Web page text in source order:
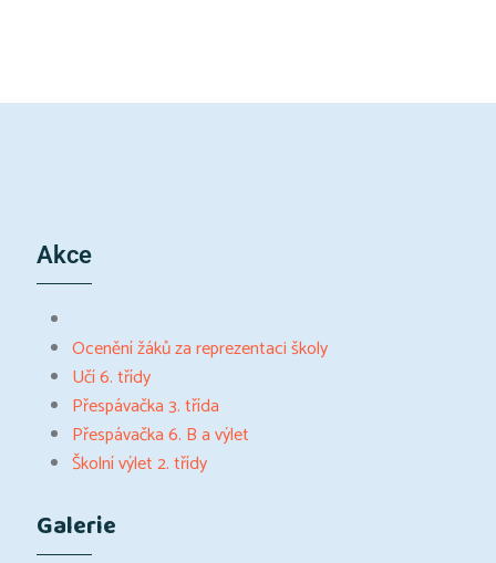
Akce
Ocenění žáků za reprezentaci školy
Učí 6. třídy
Přespávačka 3. třída
Přespávačka 6. B a výlet
Školní výlet 2. třídy
Galerie